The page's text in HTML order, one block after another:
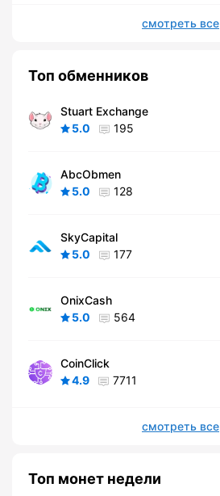
смотреть все
Топ обменников
Stuart Exchange
5.0
195
AbcObmen
5.0
128
SkyCapital
5.0
177
OnixCash
5.0
564
CoinClick
4.9
7711
смотреть все
Топ монет недели